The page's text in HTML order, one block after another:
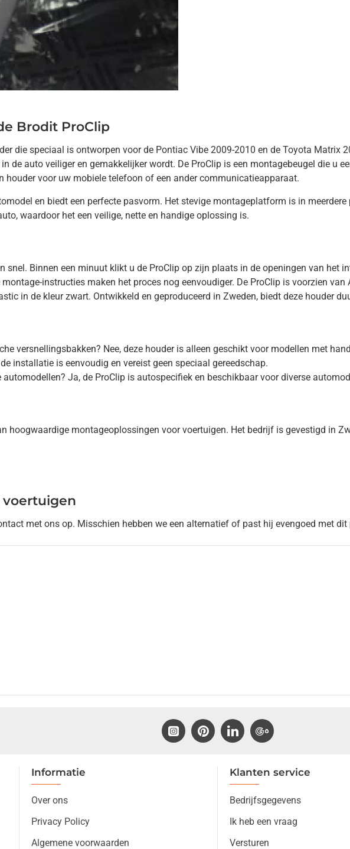
Brodit ProClip
die speciaal is ontworpen voor de Pontiac Vibe 2009-2010 en de Toyota Matrix
de auto veiliger en gemakkelijker wordt. De ProClip is een montagebeugel die u
houder voor uw mobiele telefoon of een ander communicatieapparaat.
en biedt een perfecte pasvorm. Het stevige montageplatform is in
waardoor het een veilige, nette en handige oplossing is.
snel. Binnen een minuut klikt u de ProClip op zijn plaats in de openingen van het
instructies maken het proces nog eenvoudiger. De ProClip is voorzien
in de kleur zwart. Ontwikkeld en geproduceerd in Zweden, biedt deze houder
versnellingsbakken? Nee, deze houder is alleen geschikt voor modellen met
installatie is eenvoudig en vereist geen speciaal gereedschap.
Ja, de ProClip is autospecifiek en beschikbaar voor diverse
hoogwaardige montageoplossingen voor voertuigen. Het bedrijf is gevestigd in
voertuigen
met ons op. Misschien hebben we een alternatief of past hij evengoed met dit
Informatie
Over ons
Privacy Policy
Algemene voorwaarden
Klanten service
Bedrijfsgegevens
Ik heb een vraag
Versturen